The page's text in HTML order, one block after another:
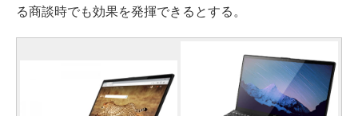
る商談時でも効果を発揮できるとする。